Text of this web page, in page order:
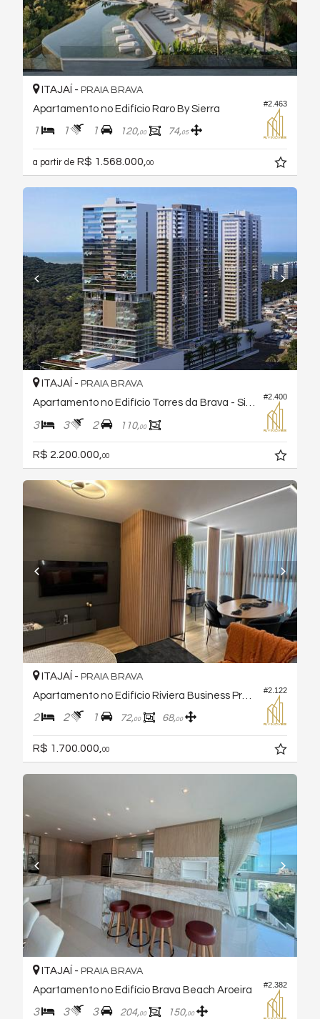
#2.463
ITAJAÍ - PRAIA BRAVA
Apartamento no Edifício Raro By Sierra
1 1 1 120,00 74,05
a partir de R$ 1.568.000, 00
#2.400
ITAJAÍ - PRAIA BRAVA
Apartamento no Edifício Torres da Brava - Sirena
3 3 2 110,00
R$ 2.200.000, 00
#2.122
ITAJAÍ - PRAIA BRAVA
2 2 1 72,00 68,00
R$ 1.700.000, 00
#2.382
ITAJAÍ - PRAIA BRAVA
Apartamento no Edifício Brava Beach Aroeira
3 3 3 204,00 150,00